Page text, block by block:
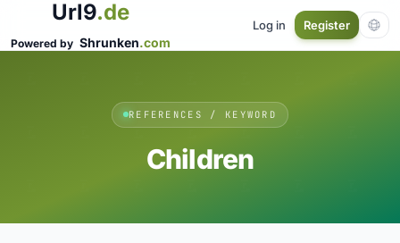
Url9.de
Powered by Shrunken.com
Log in Register
REFERENCES / KEYWORD
Children